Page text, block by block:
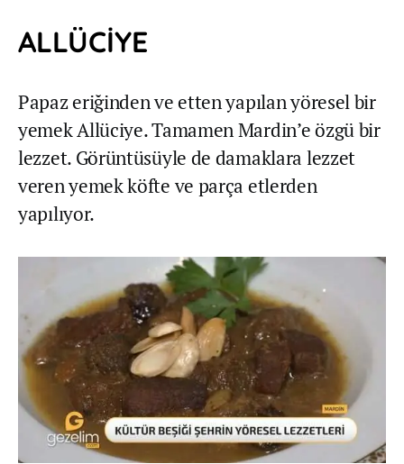
ALLÜCİYE
Papaz eriğinden ve etten yapılan yöresel bir
yemek Allüciye. Tamamen Mardin’e özgü bir
lezzet. Görüntüsüyle de damaklara lezzet
veren yemek köfte ve parça etlerden
yapılıyor.